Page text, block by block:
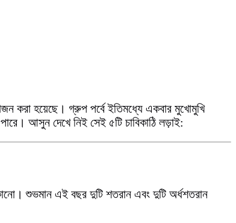
করা হয়েছে। গ্রুপ পর্বে ইতিমধ্যে একবার মুখোমুখি
আসুন দেখে নিই সেই ৫টি চাবিকাঠি লড়াই:
শুভমান এই বছর দুটি শতরান এবং দুটি অর্ধশতরান